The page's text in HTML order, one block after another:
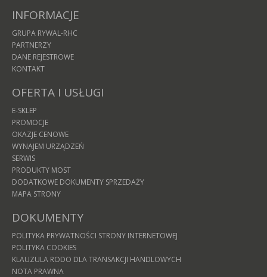
INFORMACJE
GRUPA RYWAL-RHC
PARTNERZY
DANE REJESTROWE
KONTAKT
OFERTA I USŁUGI
E-SKLEP
PROMOCJE
OKAZJE CENOWE
WYNAJEM URZĄDZEŃ
SERWIS
PRODUKTY MOST
DODATKOWE DOKUMENTY SPRZEDAŻY
MAPA STRONY
DOKUMENTY
POLITYKA PRYWATNOŚCI STRONY INTERNETOWEJ
POLITYKA COOKIES
KLAUZULA RODO DLA TRANSAKCJI HANDLOWYCH
NOTA PRAWNA